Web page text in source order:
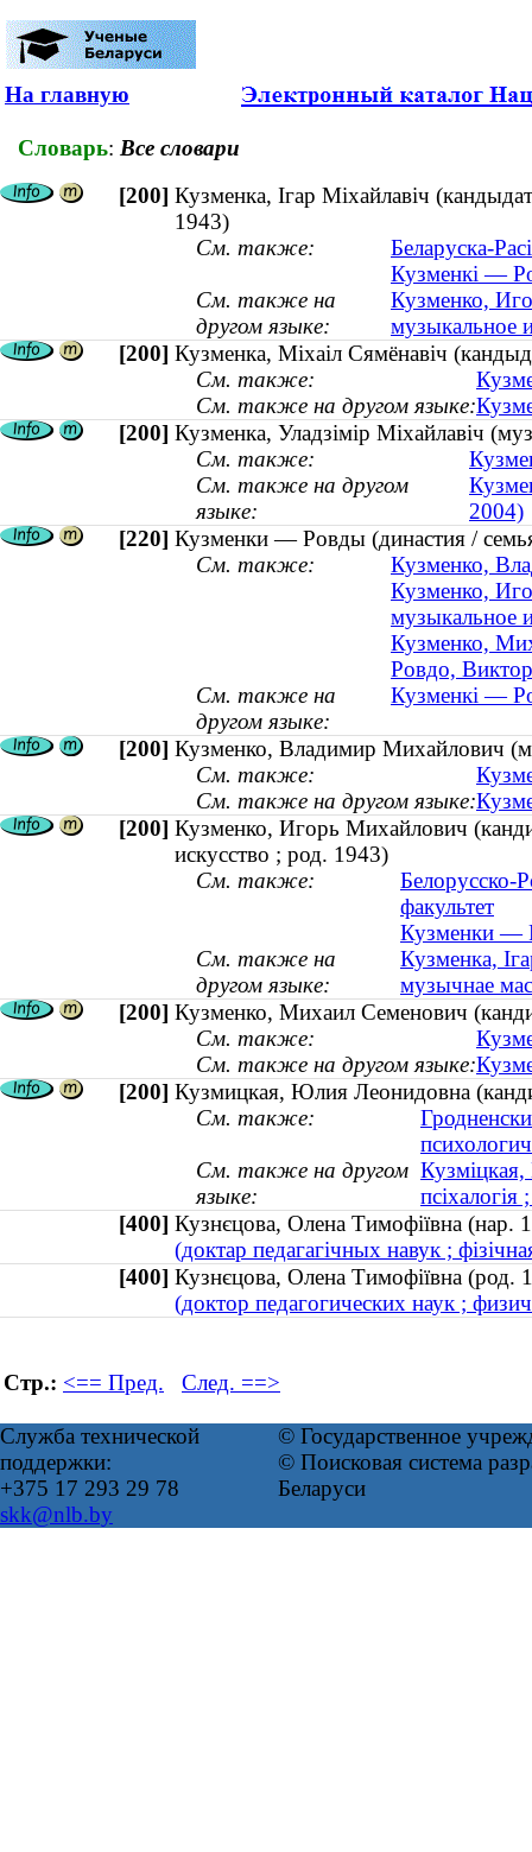
На главную
Словарь: Все словари
[200] Кузменка, Ігар Міхайлавіч
1943)
См. также:
Беларуска-
Кузменкі —
См. также на
другом языке:
Кузменко,
музыкальное
[200] Кузменка, Міхаіл Сямёнавіч
См. также:
См. также на другом языке:
[200] Кузменка, Уладзімір Міхайлавіч
См. также:
См. также на другом
языке:
2004)
[220] Кузменки — Ровды (династия /
См. также:
Кузменко,
Кузменко,
музыкальное
Кузменко,
Ровдо,
См. также на
другом языке:
Кузменкі —
[200] Кузменко, Владимир Михайлович
См. также:
См. также на другом языке:
[200] Кузменко, Игорь Михайлович
искусство ; род. 1943)
См. также:
Белорусско-
факультет
Кузменки —
См. также на
другом языке:
Кузменка,
музычнае
[200] Кузменко, Михаил Семенович
См. также:
См. также на другом языке:
[200] Кузмицкая, Юлия Леонидовна
См. также:
См. также на другом
языке:
Кузміцкая,
[400] Кузнєцова, Олена Тимофіївна (нар.
(доктар педагагічных навук ;
[400] Кузнєцова, Олена Тимофіївна (род.
(доктор педагогических наук ;
Стр.: <== Пред. След. ==>
Служба технической
поддержки:
+375 17 293 29 78
skk@nlb.by
© Государственное
© Поисковая система
Беларуси